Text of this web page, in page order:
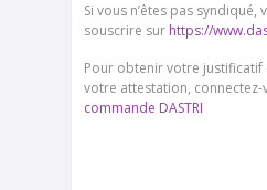
Si vous n’êtes pas
souscrire sur https://
Pour obtenir votre
votre attestation, connectez-
commande DASTRI